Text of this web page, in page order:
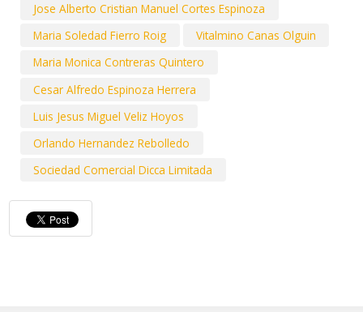
Jose Alberto Cristian Manuel Cortes Espinoza
Maria Soledad Fierro Roig
Vitalmino Canas Olguin
Maria Monica Contreras Quintero
Cesar Alfredo Espinoza Herrera
Luis Jesus Miguel Veliz Hoyos
Orlando Hernandez Rebolledo
Sociedad Comercial Dicca Limitada